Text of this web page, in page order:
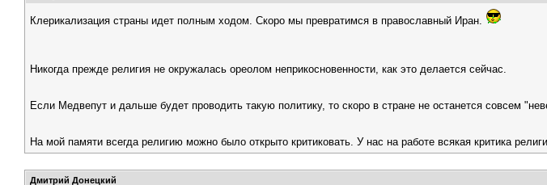
Клерикализация страны идет полным ходом. Скоро мы превратимся в православный Иран.
Никогда прежде религия не окружалась ореолом неприкосновенности, как это делается сейчас.
Если Медвепут и дальше будет проводить такую политику, то скоро в стране не останется совсем
На мой памяти всегда религию можно было открыто критиковать. У нас на работе всякая критика
Дмитрий Донецкий